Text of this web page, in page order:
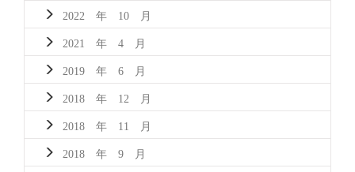
2022 年 10 月
2021 年 4 月
2019 年 6 月
2018 年 12 月
2018 年 11 月
2018 年 9 月